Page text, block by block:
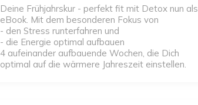
Deine Frühjahrskur - perfekt fit mit Detox nun als
eBook. Mit dem besonderen Fokus von
- den Stress runterfahren und
- die Energie optimal aufbauen
4 aufeinander aufbauende Wochen, die Dich
optimal auf die wärmere Jahreszeit einstellen.